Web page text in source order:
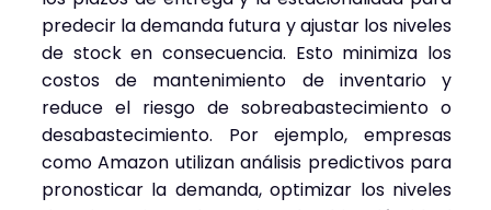
predecir la demanda futura y ajustar los niveles
de stock en consecuencia. Esto minimiza los
costos de mantenimiento de inventario y
reduce el riesgo de sobreabastecimiento o
desabastecimiento. Por ejemplo, empresas
como Amazon utilizan análisis predictivos para
pronosticar la demanda, optimizar los niveles